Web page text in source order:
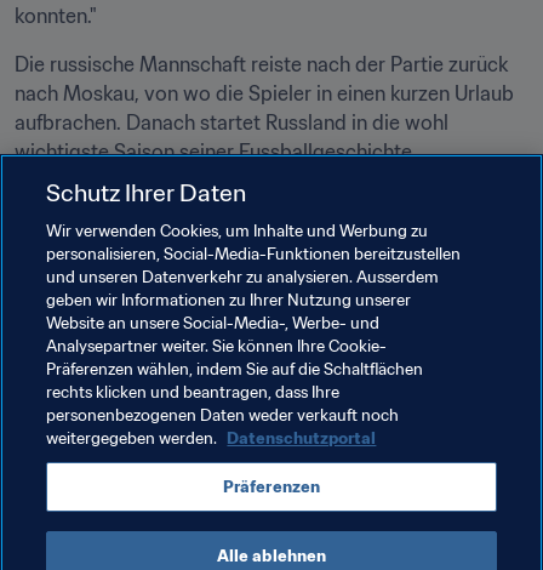
konnten."
Die russische Mannschaft reiste nach der Partie zurück
nach Moskau, von wo die Spieler in einen kurzen Urlaub
aufbrachen. Danach startet Russland in die wohl
wichtigste Saison seiner Fussballgeschichte.
"Noch denke ich nicht an die WM", so Samedov
gegenüber FIFA.com, "denn wir haben ja gerade erst
dieses große Turnier beendet. Wir sind enttäuscht, doch
wir werden unseren Weg weiter gehen. Vor der
russischen Nationalmannschaft liegt ein sehr wichtiges
Jahr. Wir müssen die richtigen Schlüsse ziehen und in die
richtige Richtung arbeiten."
Verwandte Themen
Mexico Russia UEFA Concacaf
Schutz Ihrer Daten
Wir verwenden Cookies, um Inhalte und Werbung zu
personalisieren, Social-Media-Funktionen bereitzustellen
und unseren Datenverkehr zu analysieren. Ausserdem
geben wir Informationen zu Ihrer Nutzung unserer
Website an unsere Social-Media-, Werbe- und
Analysepartner weiter. Sie können Ihre Cookie-
Präferenzen wählen, indem Sie auf die Schaltflächen
rechts klicken und beantragen, dass Ihre
personenbezogenen Daten weder verkauft noch
weitergegeben werden. Datenschutzportal
Präferenzen
Alle ablehnen